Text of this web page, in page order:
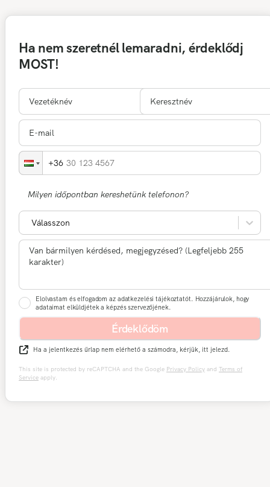
Ha nem szeretnél lemaradni, érdeklődj
MOST!
30 123 4567
Milyen időpontban kereshetünk telefonon?
Válasszon
Elolvastam és elfogadom az adatkezelési tájékoztatót. Hozzájárulok, hogy
adataimat elküldjétek a képzés szervezőjének.
Érdeklődöm
Ha a jelentkezés űrlap nem elérhető a számodra, kérjük, itt jelezd.
This site is protected by reCAPTCHA and the Google Privacy Policy and Terms of
Service apply.